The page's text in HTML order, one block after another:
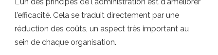
L'un des principes de l'administration est d'améliorer
l'efficacité. Cela se traduit directement par une
réduction des coûts, un aspect très important au
sein de chaque organisation.